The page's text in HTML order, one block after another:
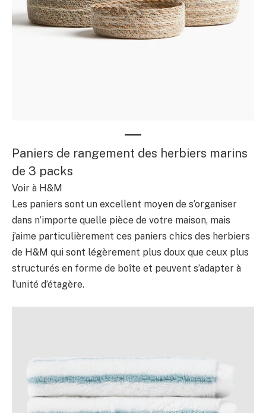
Paniers de rangement des herbiers marins
de 3 packs
Voir à H&M
Les paniers sont un excellent moyen de s’organiser
dans n’importe quelle pièce de votre maison, mais
j’aime particulièrement ces paniers chics des herbiers
de H&M qui sont légèrement plus doux que ceux plus
structurés en forme de boîte et peuvent s’adapter à
l’unité d’étagère.